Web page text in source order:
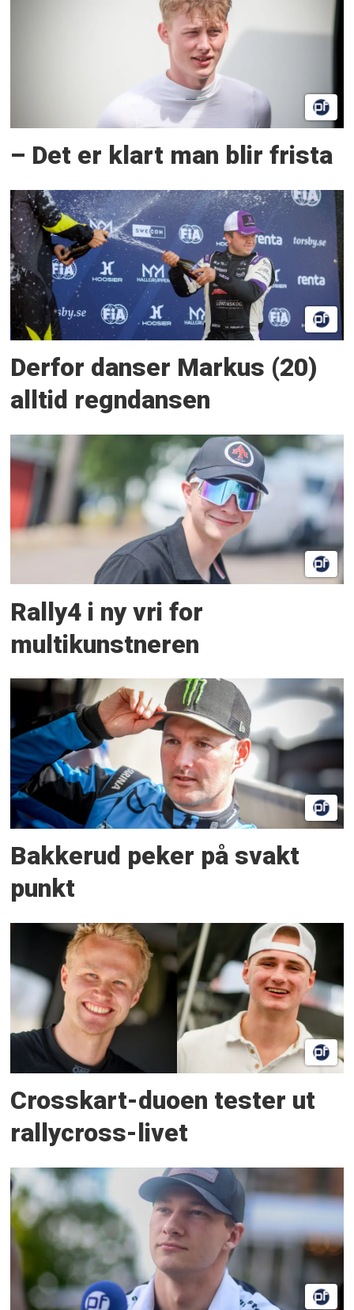
– Det er klart man blir frista
Derfor danser Markus (20)
alltid regndansen
Rally4 i ny vri for
multikunstneren
Bakkerud peker på svakt
punkt
Crosskart-duoen tester ut
rallycross-livet